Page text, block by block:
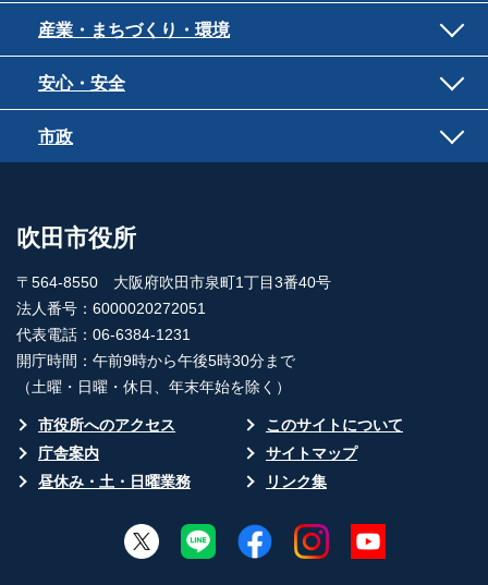
産業・まちづくり・環境
安心・安全
市政
吹田市役所
〒564-8550 大阪府吹田市泉町1丁目3番40号
法人番号：6000020272051
代表電話：06-6384-1231
開庁時間：午前9時から午後5時30分まで
（土曜・日曜・休日、年末年始を除く）
市役所へのアクセス
このサイトについて
庁舎案内
サイトマップ
昼休み・土・日曜業務
リンク集